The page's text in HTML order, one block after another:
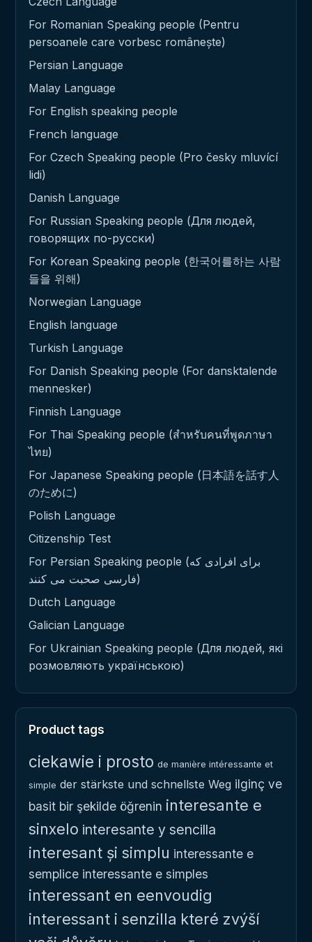
For Romanian Speaking people (Pentru
persoanele care vorbesc românește)
Persian Language
Malay Language
For English speaking people
French language
For Czech Speaking people (Pro česky mluvící
lidi)
Danish Language
For Russian Speaking people (Для людей,
говорящих по-русски)
For Korean Speaking people (한국어를하는 사람
들을 위해)
Norwegian Language
English language
Turkish Language
For Danish Speaking people (For dansktalende
mennesker)
Finnish Language
For Thai Speaking people (สำหรับคนที่พูดภาษา
ไทย)
For Japanese Speaking people (日本語を話す人
のために)
Polish Language
Citizenship Test
For Persian Speaking people (برای افرادی که
فارسی صحبت می کنند)
Dutch Language
Galician Language
For Ukrainian Speaking people (Для людей, які
розмовляють українською)
Product tags
ciekawie i prosto de manière intéressante et
simple der stärkste und schnellste Weg ilginç ve
basit bir şekilde öğrenin interesante e
sinxelo interesante y sencilla
interesant și simplu interessante e
semplice interessante e simples
interessant en eenvoudig
interessant i senzilla které zvýší